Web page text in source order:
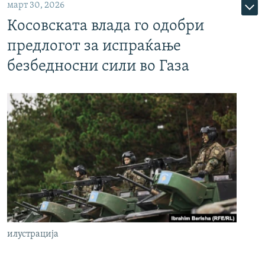
март 30, 2026
Косовската влада го одобри
предлогот за испраќање
безбедносни сили во Газа
илустрација